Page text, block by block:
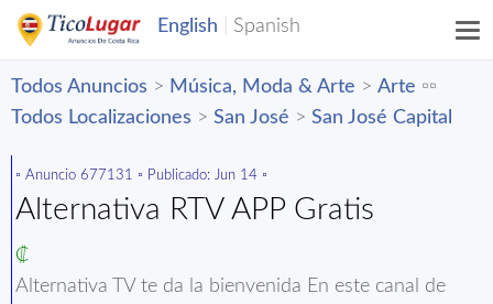
Todos Anuncios > Música, Moda & Arte > Arte ▫️▫️
Todos Localizaciones > San José > San José Capital
▫️ Anuncio 677131 ▫️ Publicado: Jun 14 ▫️
Alternativa RTV APP Gratis
₡
Alternativa TV te da la bienvenida En este canal de